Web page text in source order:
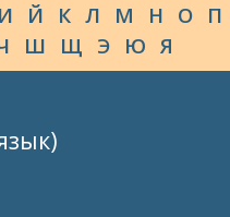
И Й К Л М Н О П
Ш Щ Э Ю Я